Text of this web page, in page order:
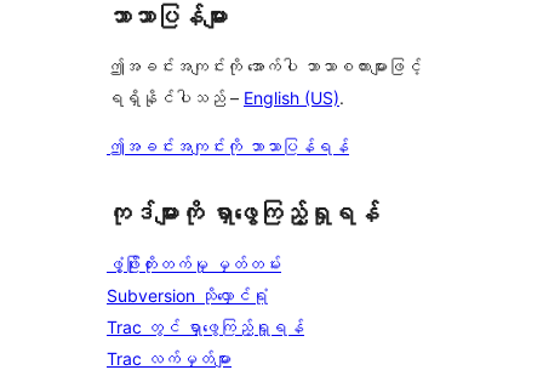
ဘာသာပြန်များ
ဤအခင်းအကျင်းကို အောက်ပါ ဘာသာစကားများဖြင့်
ရရှိနိုင်ပါသည် – English (US).
ဤအခင်းအကျင်းကို ဘာသာပြန်ရန်
ကုဒ်များကို ရှာဖွေကြည့်ရှုရန်
ဖွံ့ဖြိုးတိုးတက်မှု မှတ်တမ်း
Subversion သိုလှောင်ရုံ
Trac တွင် ရှာဖွေကြည့်ရှုရန်
Trac လက်မှတ်များ